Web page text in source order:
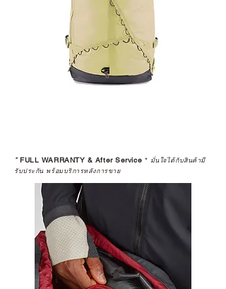
*FULL WARRANTY & After Service * มั่นใจได้กับสินค้ามี
รับประกัน พร้อมบริการหลังการขาย